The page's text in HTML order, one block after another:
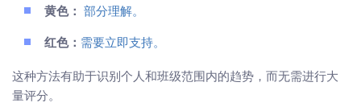
黄色： 部分理解。
红色： 需要立即支持。
这种方法有助于识别个人和班级范围内的趋势，而无需进行大
量评分。